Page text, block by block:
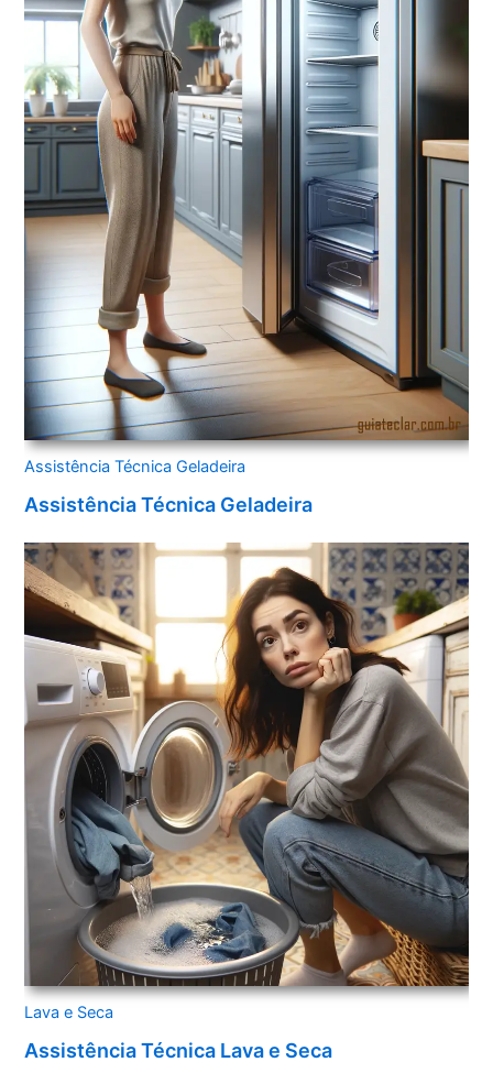
Assistência Técnica Geladeira
Assistência Técnica Geladeira
Lava e Seca
Assistência Técnica Lava e Seca